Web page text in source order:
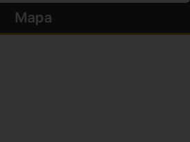
Mapa